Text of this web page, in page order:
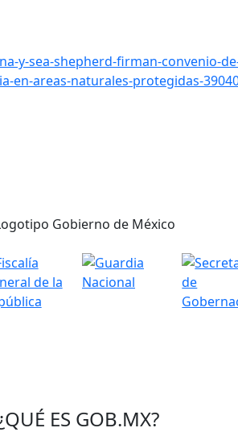
y-sea-shepherd-firman-convenio-
en-areas-naturales-protegidas-
ES GOB.MX?